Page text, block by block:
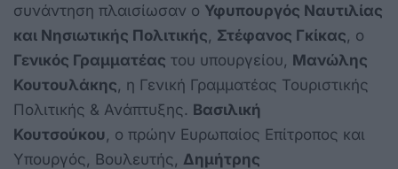
συνάντηση πλαισίωσαν ο Υφυπουργός Ναυτιλίας
και Νησιωτικής Πολιτικής Στέφανος Γκίκας , ο
Γενικός Γραμματέας του υπουργείου, Μανώλης
Κουτουλάκης , η Γενική Γραμματέας Τουριστικής
Πολιτικής & Ανάπτυξης. Βασιλική
Κουτσούκου , ο πρώην Ευρωπαίος Επίτροπος και
Υπουργός, Βουλευτής, Δημήτρης